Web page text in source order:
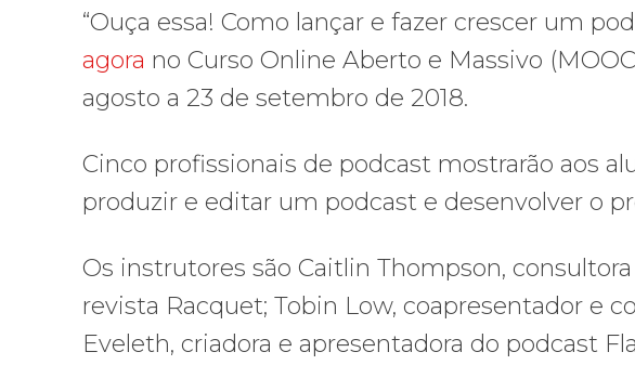
“Ouça essa! Como lançar e fazer crescer um
agora no Curso Online Aberto e Massivo
agosto a 23 de setembro de 2018.
Cinco profissionais de podcast mostrarão aos
produzir e editar um podcast e desenvolver o
Os instrutores são Caitlin Thompson,
revista Racquet; Tobin Low, coapresentador e
Eveleth, criadora e apresentadora do podcast